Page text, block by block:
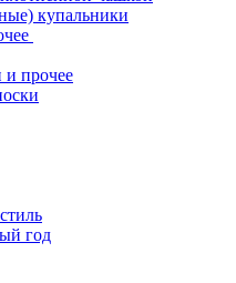
купальники
и прочее
год